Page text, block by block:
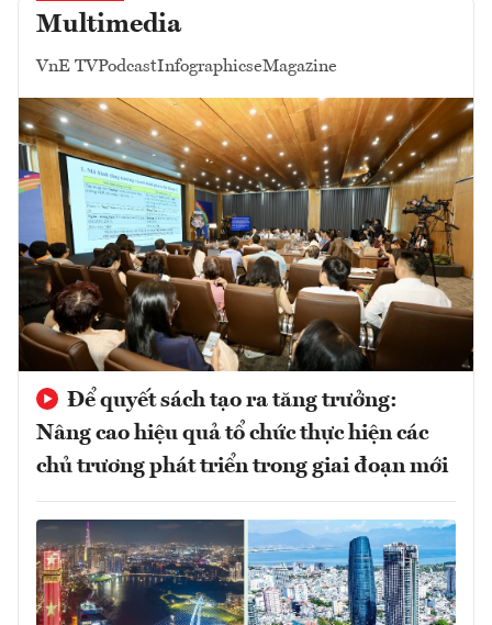
Multimedia
VnE TVPodcastInfographicseMagazine
Để quyết sách tạo ra tăng trưởng:
Nâng cao hiệu quả tổ chức thực hiện các
chủ trương phát triển trong giai đoạn mới